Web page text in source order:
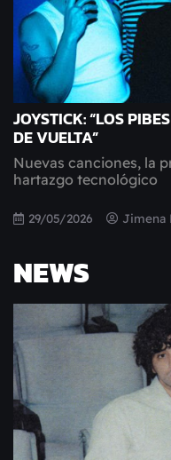
JOYSTICK: “LOS
DE VUELTA”
Nuevas canciones, la
hartazgo tecnológico
29/05/2026 Jimena
NEWS